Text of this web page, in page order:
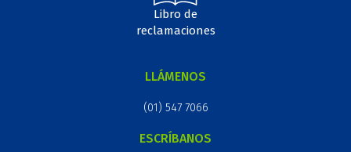
Libro de
reclamaciones
LLÁMENOS
(01) 547 7066
ESCRÍBANOS